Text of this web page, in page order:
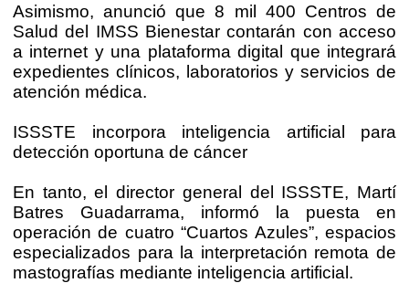
Asimismo, anunció que 8 mil 400 Centros de
Salud del IMSS Bienestar contarán con acceso
a internet y una plataforma digital que integrará
expedientes clínicos, laboratorios y servicios de
atención médica.
ISSSTE incorpora inteligencia artificial para
detección oportuna de cáncer
En tanto, el director general del ISSSTE, Martí
Batres Guadarrama, informó la puesta en
operación de cuatro “Cuartos Azules”, espacios
especializados para la interpretación remota de
mastografías mediante inteligencia artificial.